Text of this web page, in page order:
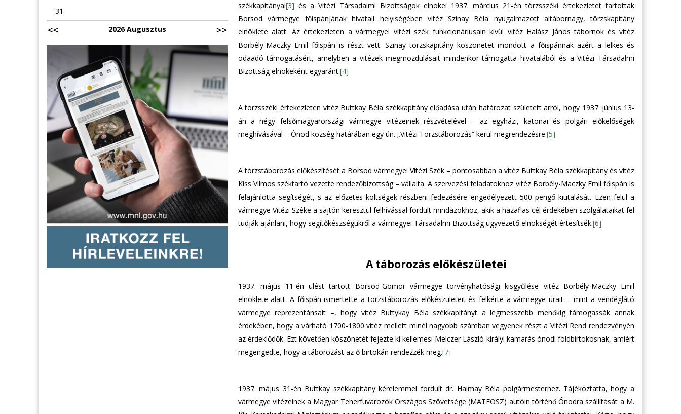
székkapitányai[3] és a Vitézi Társadalmi Bizottságok elnökei 1937. március 21-én törzsszéki értekezletet tartottak
Borsod vármegye főispánjának hivatali helyiségében vitéz Szinay Béla nyugalmazott altábornagy, törzskapitány
elnöklete alatt. Az értekezleten a vármegyei vitézi szék funkcionáriusain kívül vitéz Halász János tábornok és vitéz
Borbély-Maczky Emil főispán is részt vett. Szinay törzskapitány köszönetet mondott a főispánnak azért a lelkes és
odaadó támogatásért, amelyben a vitézek megmozdulásait mindenkor támogatta hivatalából és a Vitézi Társadalmi
Bizottság elnökeként egyaránt.[4]
A törzsszéki értekezleten vitéz Buttkay Béla székkapitány előadása után határozat született arról, hogy 1937. június 13-
án a négy felsőmagyarországi vármegye vitézeinek részvételével – az egyházi, katonai és polgári előkelőségek
meghívásával – Ónod község határában egy ún. „Vitézi Törzstáborozás” kerül megrendezésre.[5]
A törzstáborozás előkészítését a Borsod vármegyei Vitézi Szék – pontosabban a vitéz Buttkay Béla székkapitány és vitéz
Kiss Vilmos széktartó vezette rendezőbizottság – vállalta. A szervezési feladatokhoz vitéz Borbély-Maczky Emil főispán is
felajánlotta segítségét, s az előzetes költségek részbeni fedezésére engedélyezett 500 pengő kiutalását. Ezen felül a
vármegye Vitézi Széke a sajtón keresztül felhívással fordult mindazokhoz, akik a hazafias cél érdekében szolgálataikat fel
tudják ajánlani, hogy segítőkészségükről a vármegyei Társadalmi Bizottság ügyvezető elnökségét értesítsék.[6]
A táborozás előkészületei
1937. május 11-én ülést tartott Borsod-Gömör vármegye törvényhatósági kisgyűlése vitéz Borbély-Maczky Emil
elnöklete alatt. A főispán ismertette a törzstáborozás előkészületeit és felkérte a vármegye urait – mint a vendéglátó
vármegye reprezentánsait –, hogy vitéz Buttykay Béla székkapitányt a legmesszebb menőkig támogassák annak
érdekében, hogy a várható 1700-1800 vitéz mellett minél nagyobb számban vegyenek részt a Vitézi Rend rendezvényén
az érdeklődők. Ezt követően köszönetét fejezte ki kellemesi Melczer László királyi kamarás ónodi földbirtokosnak, amiért
megengedte, hogy a táborozást az ő birtokán rendezzék meg.[7]
1937. május 31-én Buttkay székkapitány kérelemmel fordult dr. Halmay Béla polgármesterhez. Tájékoztatta, hogy a
vármegye vitézeinek a Magyar Teherfuvarozók Országos Szövetsége (MATEOSZ) autóin történő Ónodra szállítását a M.
31
2026 Augusztus